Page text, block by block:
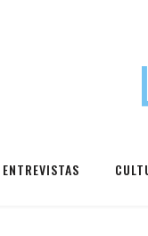
ENTREVISTAS